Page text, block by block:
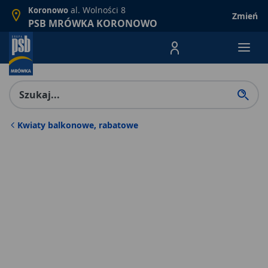
Koronowo al. Wolności 8
PSB MRÓWKA KORONOWO
Zmień
Menu Produktów,
Kwiaty balkonowe, rabatowe